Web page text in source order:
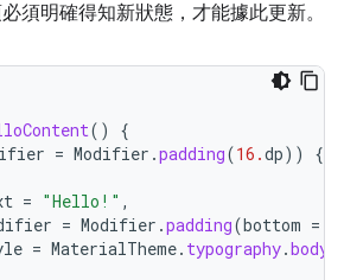
須明確得知新狀態，才能據此更新。
()
{
= Modifier .padding(16.dp))
{
= "Hello!" ,
= Modifier .padding(bottom =
= MaterialTheme. typography.